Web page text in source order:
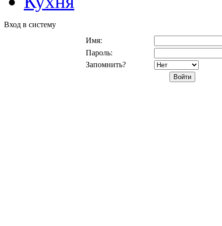
Вход в систему
Имя:
Пароль:
Запомнить?